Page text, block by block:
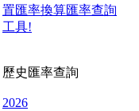
置匯率換算匯率查詢
工具!
歷史匯率查詢
2026